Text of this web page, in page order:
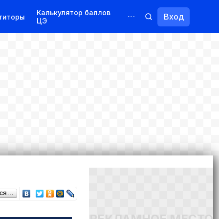
Калькулятор баллов
ЦЭ
Вход